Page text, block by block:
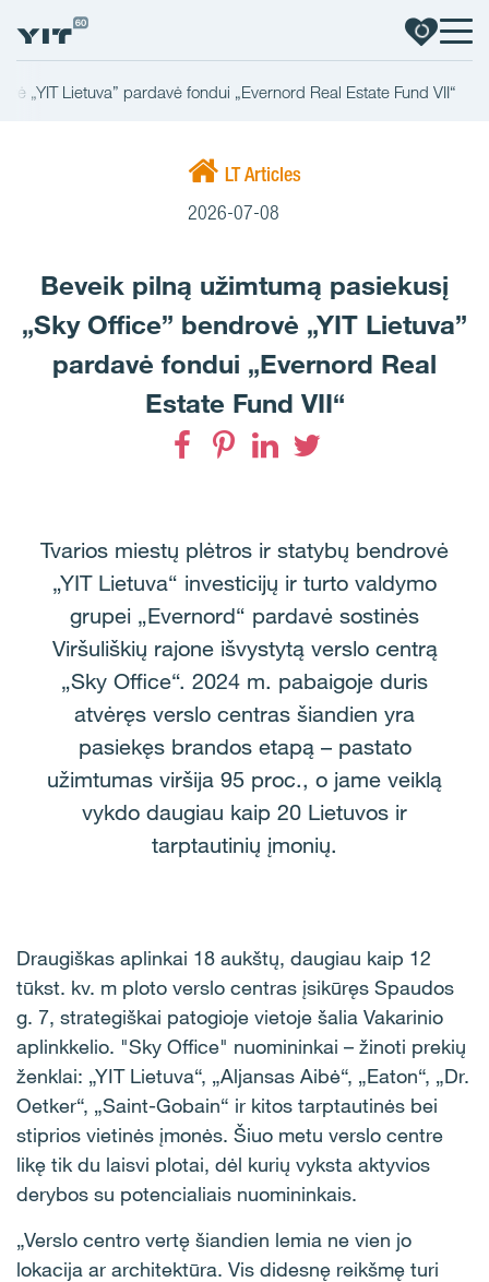
„YIT Lietuva” pardavė fondui „Evernord Real Estate Fund VII“
LT Articles
2026-07-08
Beveik pilną užimtumą pasiekusį
„Sky Office” bendrovė „YIT Lietuva”
pardavė fondui „Evernord Real
Estate Fund VII“
Tvarios miestų plėtros ir statybų bendrovė
„YIT Lietuva“ investicijų ir turto valdymo
grupei „Evernord“ pardavė sostinės
Viršuliškių rajone išvystytą verslo centrą
„Sky Office“. 2024 m. pabaigoje duris
atvėręs verslo centras šiandien yra
pasiekęs brandos etapą – pastato
užimtumas viršija 95 proc., o jame veiklą
vykdo daugiau kaip 20 Lietuvos ir
tarptautinių įmonių.
Draugiškas aplinkai 18 aukštų, daugiau kaip 12
tūkst. kv. m ploto verslo centras įsikūręs Spaudos
g. 7, strategiškai patogioje vietoje šalia Vakarinio
aplinkkelio. "Sky Office" nuomininkai – žinoti prekių
ženklai: „YIT Lietuva“, „Aljansas Aibė“, „Eaton“, „Dr.
Oetker“, „Saint‑Gobain“ ir kitos tarptautinės bei
stiprios vietinės įmonės. Šiuo metu verslo centre
likę tik du laisvi plotai, dėl kurių vyksta aktyvios
derybos su potencialiais nuomininkais.
„Verslo centro vertę šiandien lemia ne vien jo
lokacija ar architektūra. Vis didesnę reikšmę turi